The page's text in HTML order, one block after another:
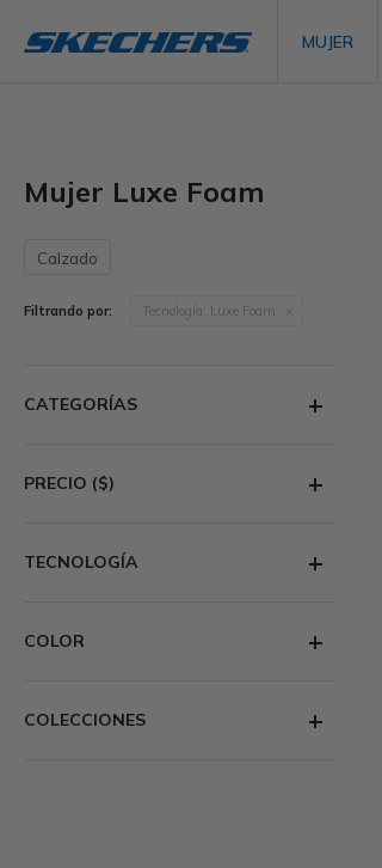
MUJER
Mujer Luxe Foam
Calzado
Filtrando por: Tecnología: Luxe Foam
CATEGORÍAS
PRECIO ($)
TECNOLOGÍA
COLOR
COLECCIONES